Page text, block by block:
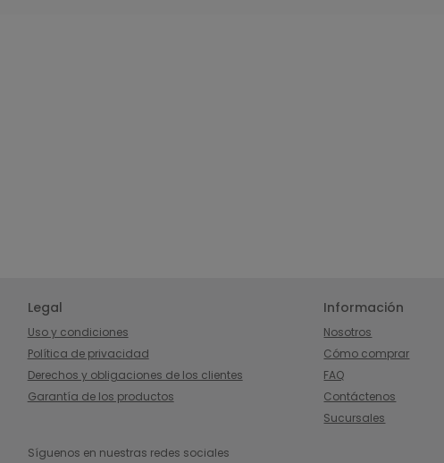
Legal
Uso y condiciones
Política de privacidad
Derechos y obligaciones de los clientes
Garantía de los productos
Información
Nosotros
Cómo comprar
FAQ
Contáctenos
Sucursales
Síguenos en nuestras redes sociales